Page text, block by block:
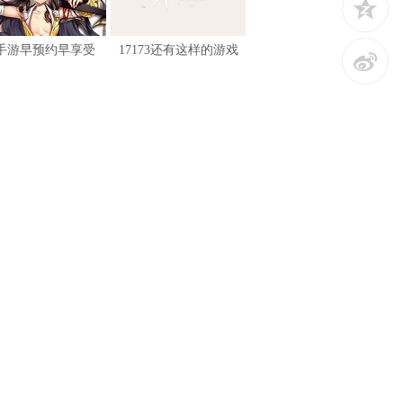
游早预约早享受 17173还有这样的游戏
z
t